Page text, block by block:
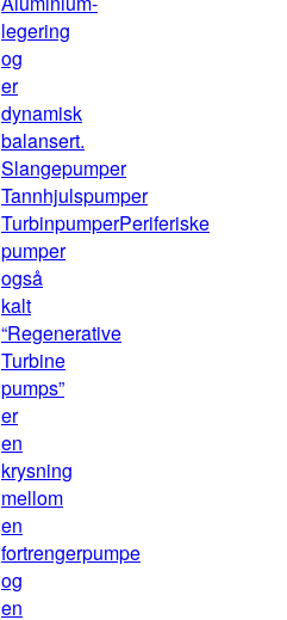
legering
og
er
dynamisk
balansert.
Slangepumper
Tannhjulspumper
TurbinpumperPeriferiske
pumper
også
kalt
“Regenerative
Turbine
pumps”
er
en
krysning
mellom
en
fortrengerpumpe
og
en